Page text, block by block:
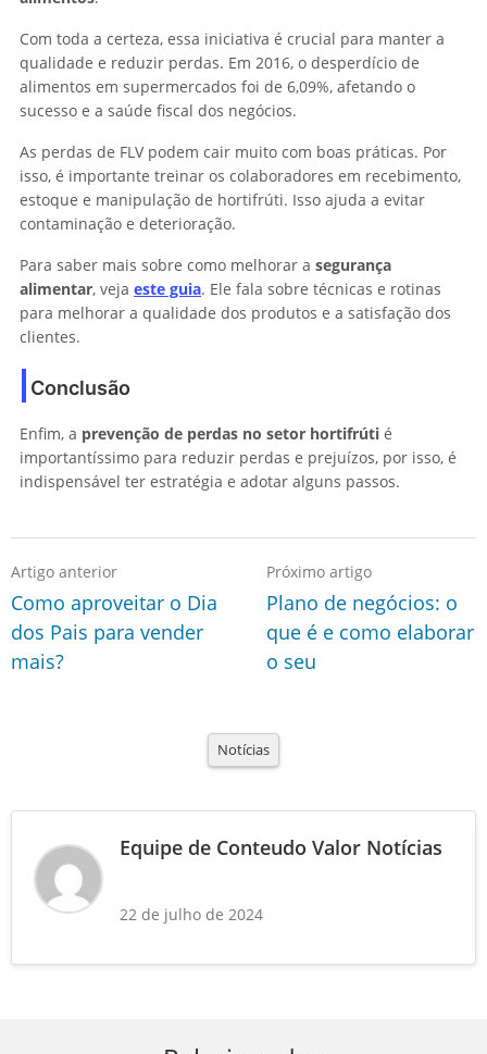
Com toda a certeza, essa iniciativa é crucial para manter a
qualidade e reduzir perdas. Em 2016, o desperdício de
alimentos em supermercados foi de 6,09%, afetando o
sucesso e a saúde fiscal dos negócios.
As perdas de FLV podem cair muito com boas práticas. Por
isso, é importante treinar os colaboradores em recebimento,
estoque e manipulação de hortifrúti. Isso ajuda a evitar
contaminação e deterioração.
Para saber mais sobre como melhorar a segurança
alimentar, veja este guia. Ele fala sobre técnicas e rotinas
para melhorar a qualidade dos produtos e a satisfação dos
clientes.
Conclusão
Enfim, a prevenção de perdas no setor hortifrúti é
importantíssimo para reduzir perdas e prejuízos, por isso, é
indispensável ter estratégia e adotar alguns passos.
Artigo anterior
Como aproveitar o Dia
dos Pais para vender
mais?
Próximo artigo
Plano de negócios: o
que é e como elaborar
o seu
Notícias
Equipe de Conteudo Valor Notícias
22 de julho de 2024